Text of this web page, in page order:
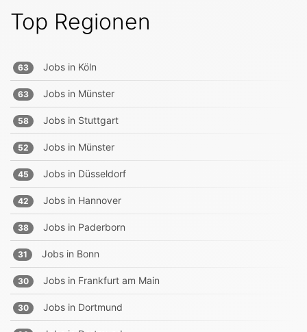
Top Regionen
63 Jobs in Köln
63 Jobs in Münster
58 Jobs in Stuttgart
52 Jobs in Münster
45 Jobs in Düsseldorf
42 Jobs in Hannover
38 Jobs in Paderborn
31 Jobs in Bonn
30 Jobs in Frankfurt am Main
30 Jobs in Dortmund